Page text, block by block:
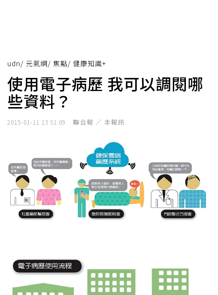
udn/ 元氣網/ 焦點/ 健康知識+
使用電子病歷 我可以調閱哪
些資料？
2015-01-11 13:51:09 聯合報 ／ 本報訊